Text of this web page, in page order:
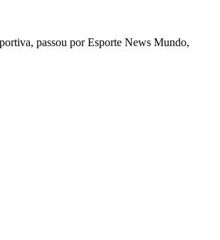
passou por Esporte News Mundo,